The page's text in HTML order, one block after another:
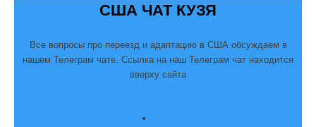
США ЧАТ КУЗЯ
Все вопросы про переезд и адаптацию в США обсуждаем в
нашем Телеграм чате. Ссылка на наш Телеграм чат находится
вверху сайта